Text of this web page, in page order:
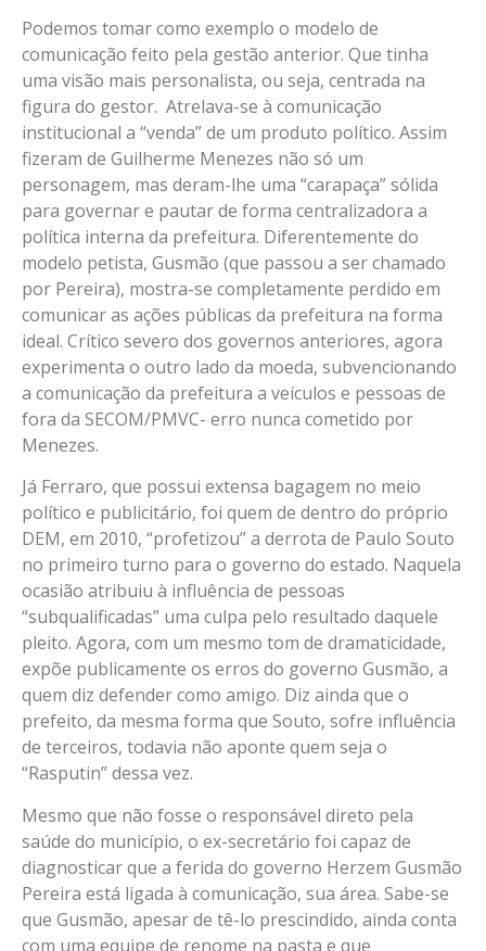
Podemos tomar como exemplo o modelo de
comunicação feito pela gestão anterior. Que tinha
uma visão mais personalista, ou seja, centrada na
figura do gestor. Atrelava-se à comunicação
institucional a “venda” de um produto político. Assim
fizeram de Guilherme Menezes não só um
personagem, mas deram-lhe uma “carapaça” sólida
para governar e pautar de forma centralizadora a
política interna da prefeitura. Diferentemente do
modelo petista, Gusmão (que passou a ser chamado
por Pereira), mostra-se completamente perdido em
comunicar as ações públicas da prefeitura na forma
ideal. Crítico severo dos governos anteriores, agora
experimenta o outro lado da moeda, subvencionando
a comunicação da prefeitura a veículos e pessoas de
fora da SECOM/PMVC- erro nunca cometido por
Menezes.
Já Ferraro, que possui extensa bagagem no meio
político e publicitário, foi quem de dentro do próprio
DEM, em 2010, “profetizou” a derrota de Paulo Souto
no primeiro turno para o governo do estado. Naquela
ocasião atribuiu à influência de pessoas
“subqualificadas” uma culpa pelo resultado daquele
pleito. Agora, com um mesmo tom de dramaticidade,
expõe publicamente os erros do governo Gusmão, a
quem diz defender como amigo. Diz ainda que o
prefeito, da mesma forma que Souto, sofre influência
de terceiros, todavia não aponte quem seja o
“Rasputin” dessa vez.
Mesmo que não fosse o responsável direto pela
saúde do município, o ex-secretário foi capaz de
diagnosticar que a ferida do governo Herzem Gusmão
Pereira está ligada à comunicação, sua área. Sabe-se
que Gusmão, apesar de tê-lo prescindido, ainda conta
com uma equipe de renome na pasta e que